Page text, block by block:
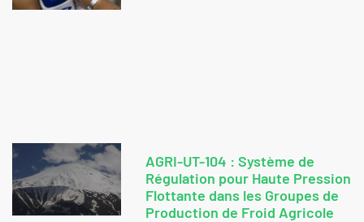
AGRI-UT-104 : Système de
Régulation pour Haute Pression
Flottante dans les Groupes de
Production de Froid Agricole